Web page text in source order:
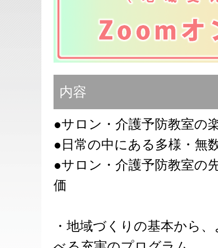
内容
●サロン・介護予防教室の
●日常の中にある多様・無
●サロン・介護予防教室の
価
・地域づくりの基本から